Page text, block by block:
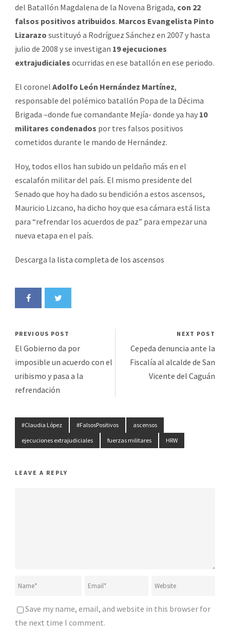
del Batallón Magdalena de la Novena Brigada, con 22
falsos positivos atribuidos. Marcos Evangelista Pinto
Lizarazo sustituyó a Rodríguez Sánchez en 2007 y hasta
julio de 2008 y se investigan 19 ejecuciones
extrajudiciales ocurridas en ese batallón en ese periodo.
El coronel Adolfo León Hernández Martínez,
responsable del polémico batallón Popa de la Décima
Brigada –donde fue comandante Mejía- donde ya hay 10
militares condenados por tres falsos positivos
cometidos durante le mando de Hernández.
Hoy, todos ellos han subido un peldaño más en el
escalafón militar del país. El mismo presidente del
Senado que hoy ha dado su bendición a estos ascensos,
Mauricio Lizcano, ha dicho hoy que esa cámara está lista
para “refrendar los acuerdos de paz” para empezar una
nueva etapa en el país.
Descarga la lista completa de los ascensos
PREVIOUS POST
El Gobierno da por
imposible un acuerdo con el
uribismo y pasa a la
refrendación
NEXT POST
Cepeda denuncia ante la
Fiscalía al alcalde de San
Vicente del Caguán
#Claudia López #FalsosPositivos
ascensos
ejecuciones extrajudiciales
fuerzas militares HRW
LEAVE A REPLY
Save my name, email, and website in this browser for
the next time I comment.